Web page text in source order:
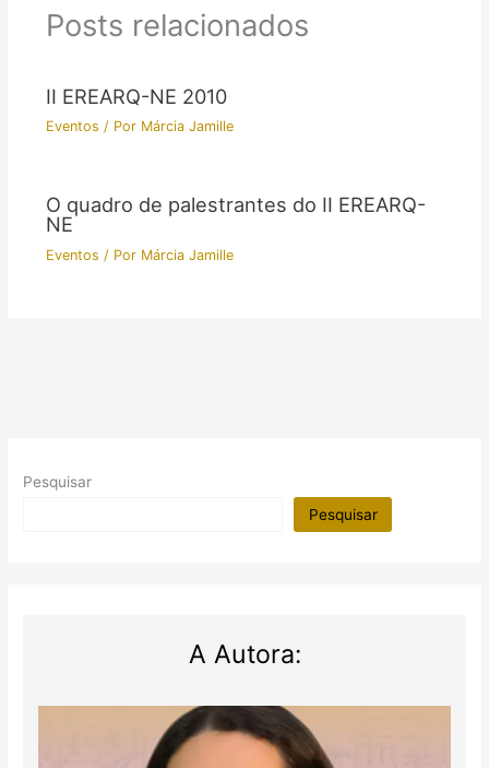
Posts relacionados
II EREARQ-NE 2010
Eventos / Por Márcia Jamille
O quadro de palestrantes do II EREARQ-
NE
Eventos / Por Márcia Jamille
Pesquisar
Pesquisar
A Autora: